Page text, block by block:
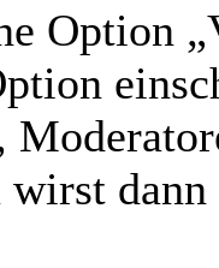
Option
wirst